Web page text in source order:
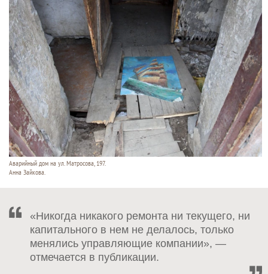
Аварийный дом на ул. Матросова, 197.
Анна Зайкова.
«Никогда никакого ремонта ни текущего, ни
капитального в нем не делалось, только
менялись управляющие компании», —
отмечается в публикации.